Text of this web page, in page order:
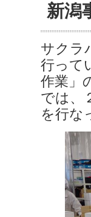
新潟
サクラ
行って
作業」
では、
を行な